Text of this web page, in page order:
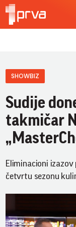
SHOWBIZ
Sudije
takmičar
Eliminacioni
četvrtu sezonu